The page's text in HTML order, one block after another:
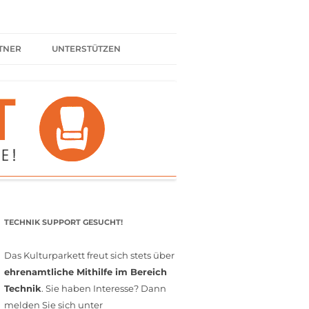
UNTERSTÜTZEN
SPENDEN
FÖRDERMITGLIED WERDEN
MITGLIEDSCHAFT
TECHNIK SUPPORT GESUCHT!
Das Kulturparkett freut sich stets über
ehrenamtliche Mithilfe im Bereich
Technik. Sie haben Interesse? Dann
melden Sie sich unter